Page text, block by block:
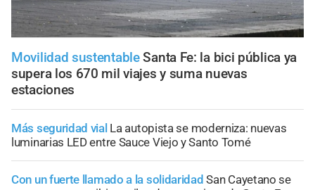
Movilidad sustentable Santa Fe: la bici pública ya
supera los 670 mil viajes y suma nuevas
estaciones
Más seguridad vial La autopista se moderniza: nuevas
luminarias LED entre Sauce Viejo y Santo Tomé
Con un fuerte llamado a la solidaridad San Cayetano se